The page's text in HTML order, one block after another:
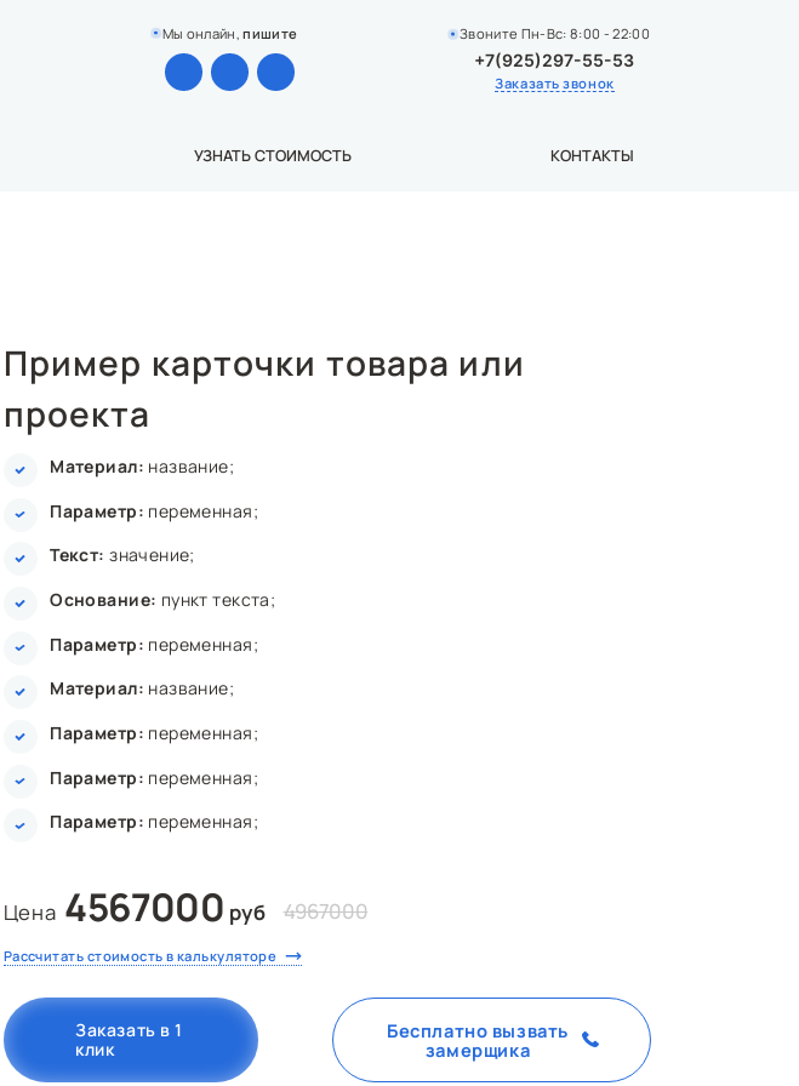
Мы онлайн,пишите Звоните Пн-Вс: 8:00 - 22:00
+7(925)297-55-53
Заказать звонок
УЗНАТЬ СТОИМОСТЬ КОНТАКТЫ
Пример карточки товара или
проекта
Материал: название;
Параметр: переменная;
Текст: значение;
Основание: пункт текста;
Параметр: переменная;
Материал: название;
Параметр: переменная;
Параметр: переменная;
Параметр: переменная;
Цена 4567000 руб 4967000
Рассчитать стоимость в калькуляторе
Заказать в 1
клик
Бесплатно вызвать
замерщика